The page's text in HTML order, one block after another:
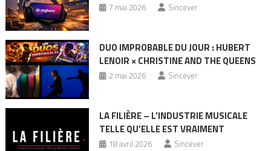
7 mai 2026 Sincever
DUO IMPROBABLE DU JOUR : HUBERT
LENOIR × CHRISTINE AND THE QUEENS
2 mai 2026 Sincever
LA FILIÈRE – L’INDUSTRIE MUSICALE
TELLE QU’ELLE EST VRAIMENT
18 avril 2026 Sincever